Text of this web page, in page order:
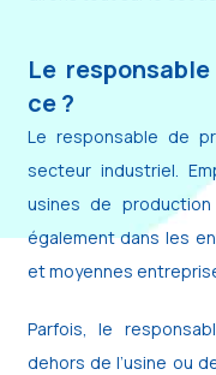
Le
ce ?
Le responsable de
secteur industriel.
usines de
également dans les
et moyennes
Parfois, le
dehors de l’usine ou